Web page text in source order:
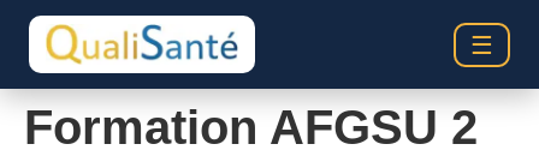
☰
Formation AFGSU 2